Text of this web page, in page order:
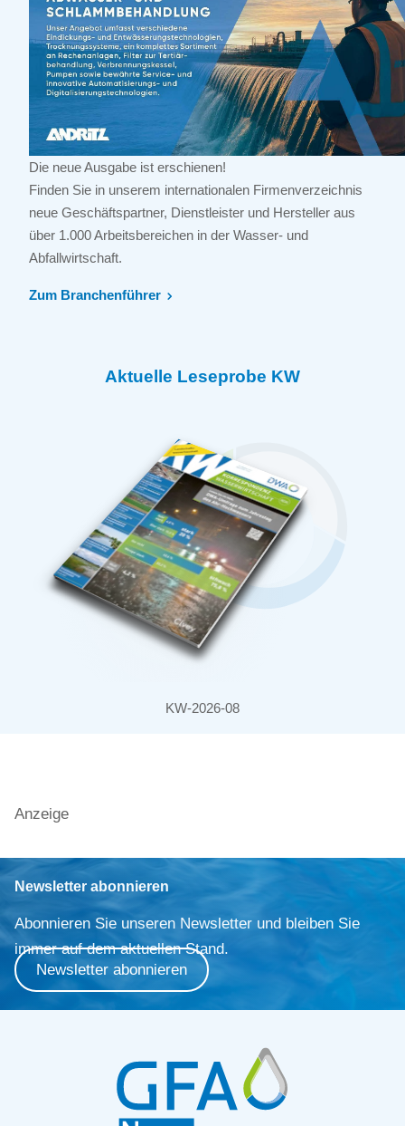
Die neue Ausgabe ist erschienen!
Finden Sie in unserem internationalen Firmenverzeichnis
neue Geschäftspartner, Dienstleister und Hersteller aus
über 1.000 Arbeitsbereichen in der Wasser- und
Abfallwirtschaft.
Zum Branchenführer
Aktuelle Leseprobe KW
KW-2026-08
Anzeige
Newsletter abonnieren
Abonnieren Sie unseren Newsletter und bleiben Sie
immer auf dem aktuellen Stand.
Newsletter abonnieren